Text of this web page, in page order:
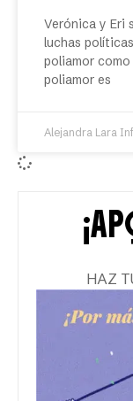
Verónica y Eri
luchas
poliamor
poliamor es
Alejandra Lara
HAZ